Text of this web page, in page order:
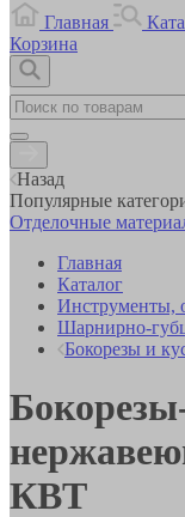
Главная
Корзина
Назад
Популярные
Отделочные
Главная
Каталог
Инструменты,
Шарнирно-
Бокорезы и
КВТ